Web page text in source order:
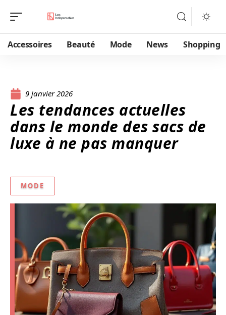
Accessoires Beauté Mode News Shopping
9 janvier 2026
Les tendances actuelles
dans le monde des sacs de
luxe à ne pas manquer
MODE